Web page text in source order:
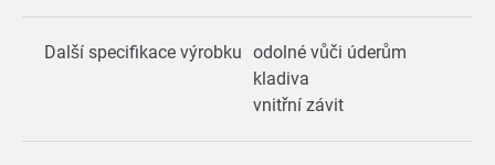
Další specifikace výrobku odolné vůči úderům
kladiva
vnitřní závit